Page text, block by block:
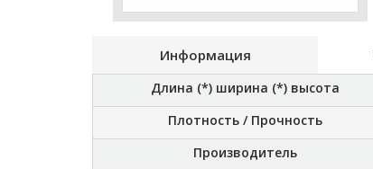
Информация
Длина (*) ширина (*) высота
Плотность / Прочность
Производитель